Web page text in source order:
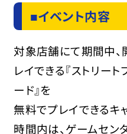
■イベント内容
対象店舗にて期間中
レイできる『ストリー
ード』を
無料でプレイできるキ
時間内は、ゲームセン